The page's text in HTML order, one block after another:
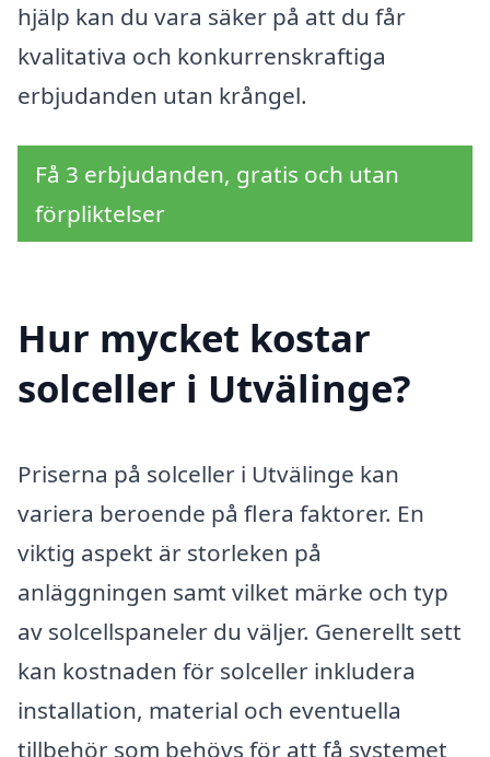
hjälp kan du vara säker på att du får
kvalitativa och konkurrenskraftiga
erbjudanden utan krångel.
Få 3 erbjudanden, gratis och utan
förpliktelser
Hur mycket kostar
solceller i Utvälinge?
Priserna på solceller i Utvälinge kan
variera beroende på flera faktorer. En
viktig aspekt är storleken på
anläggningen samt vilket märke och typ
av solcellspaneler du väljer. Generellt sett
kan kostnaden för solceller inkludera
installation, material och eventuella
tillbehör som behövs för att få systemet